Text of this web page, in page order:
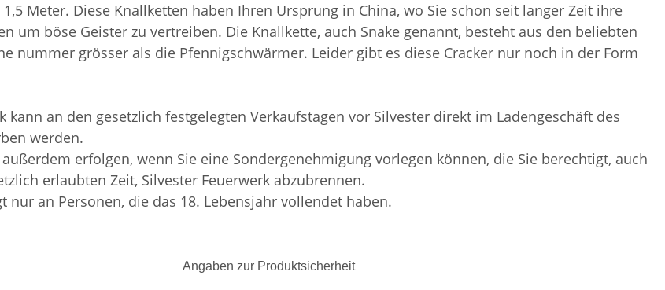
Meter. Diese Knallketten haben Ihren Ursprung in China, wo Sie schon seit langer Zeit ihre
um böse Geister zu vertreiben. Die Knallkette, auch Snake genannt, besteht aus den beliebten
nummer grösser als die Pfennigschwärmer. Leider gibt es diese Cracker nur noch in der Form
kann an den gesetzlich festgelegten Verkaufstagen vor Silvester direkt im Ladengeschäft des
werden.
erfolgen, wenn Sie eine Sondergenehmigung vorlegen können, die Sie berechtigt, auch
erlaubten Zeit, Silvester Feuerwerk abzubrennen.
nur an Personen, die das 18. Lebensjahr vollendet haben.
Angaben zur Produktsicherheit